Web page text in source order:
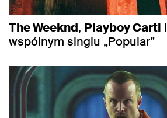
The Weeknd, Playboy Carti i
wspólnym singlu „Popular”